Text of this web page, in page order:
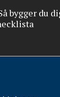
bygger du